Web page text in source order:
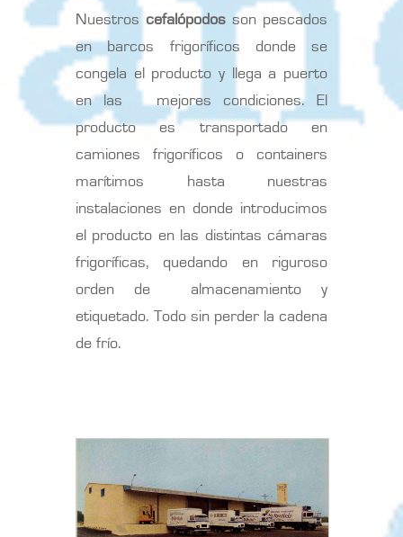
Nuestros cefalópodos son pescados
en barcos frigoríficos donde se
congela el producto y llega a puerto
en las mejores condiciones. El
producto es transportado en
camiones frigoríficos o containers
marítimos hasta nuestras
instalaciones en donde introducimos
el producto en las distintas cámaras
frigoríficas, quedando en riguroso
orden de almacenamiento y
etiquetado. Todo sin perder la cadena
de frío.